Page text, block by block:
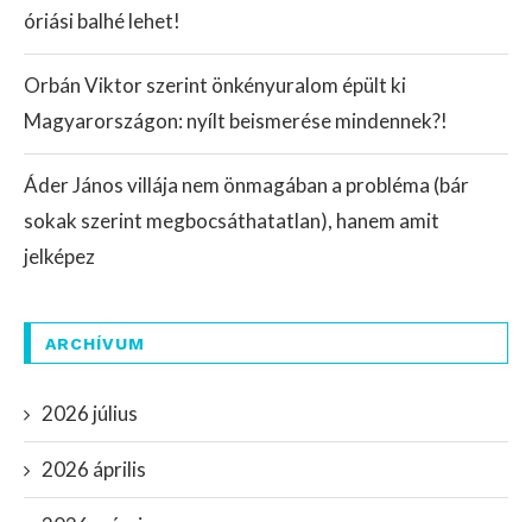
óriási balhé lehet!
Orbán Viktor szerint önkényuralom épült ki
Magyarországon: nyílt beismerése mindennek?!
Áder János villája nem önmagában a probléma (bár
sokak szerint megbocsáthatatlan), hanem amit
jelképez
ARCHÍVUM
2026 július
2026 április